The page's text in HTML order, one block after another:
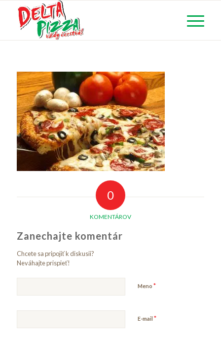
0
KOMENTÁROV
Zanechajte komentár
Chcete sa pripojiť k diskusii?
Neváhajte prispieť!
Meno *
E-mail *